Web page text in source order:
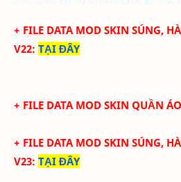
+ FILE DATA MOD SKIN SÚNG,
V22: TẠI ĐÂY
+ FILE DATA MOD SKIN QUẦN
+ FILE DATA MOD SKIN SÚNG,
V23: TẠI ĐÂY